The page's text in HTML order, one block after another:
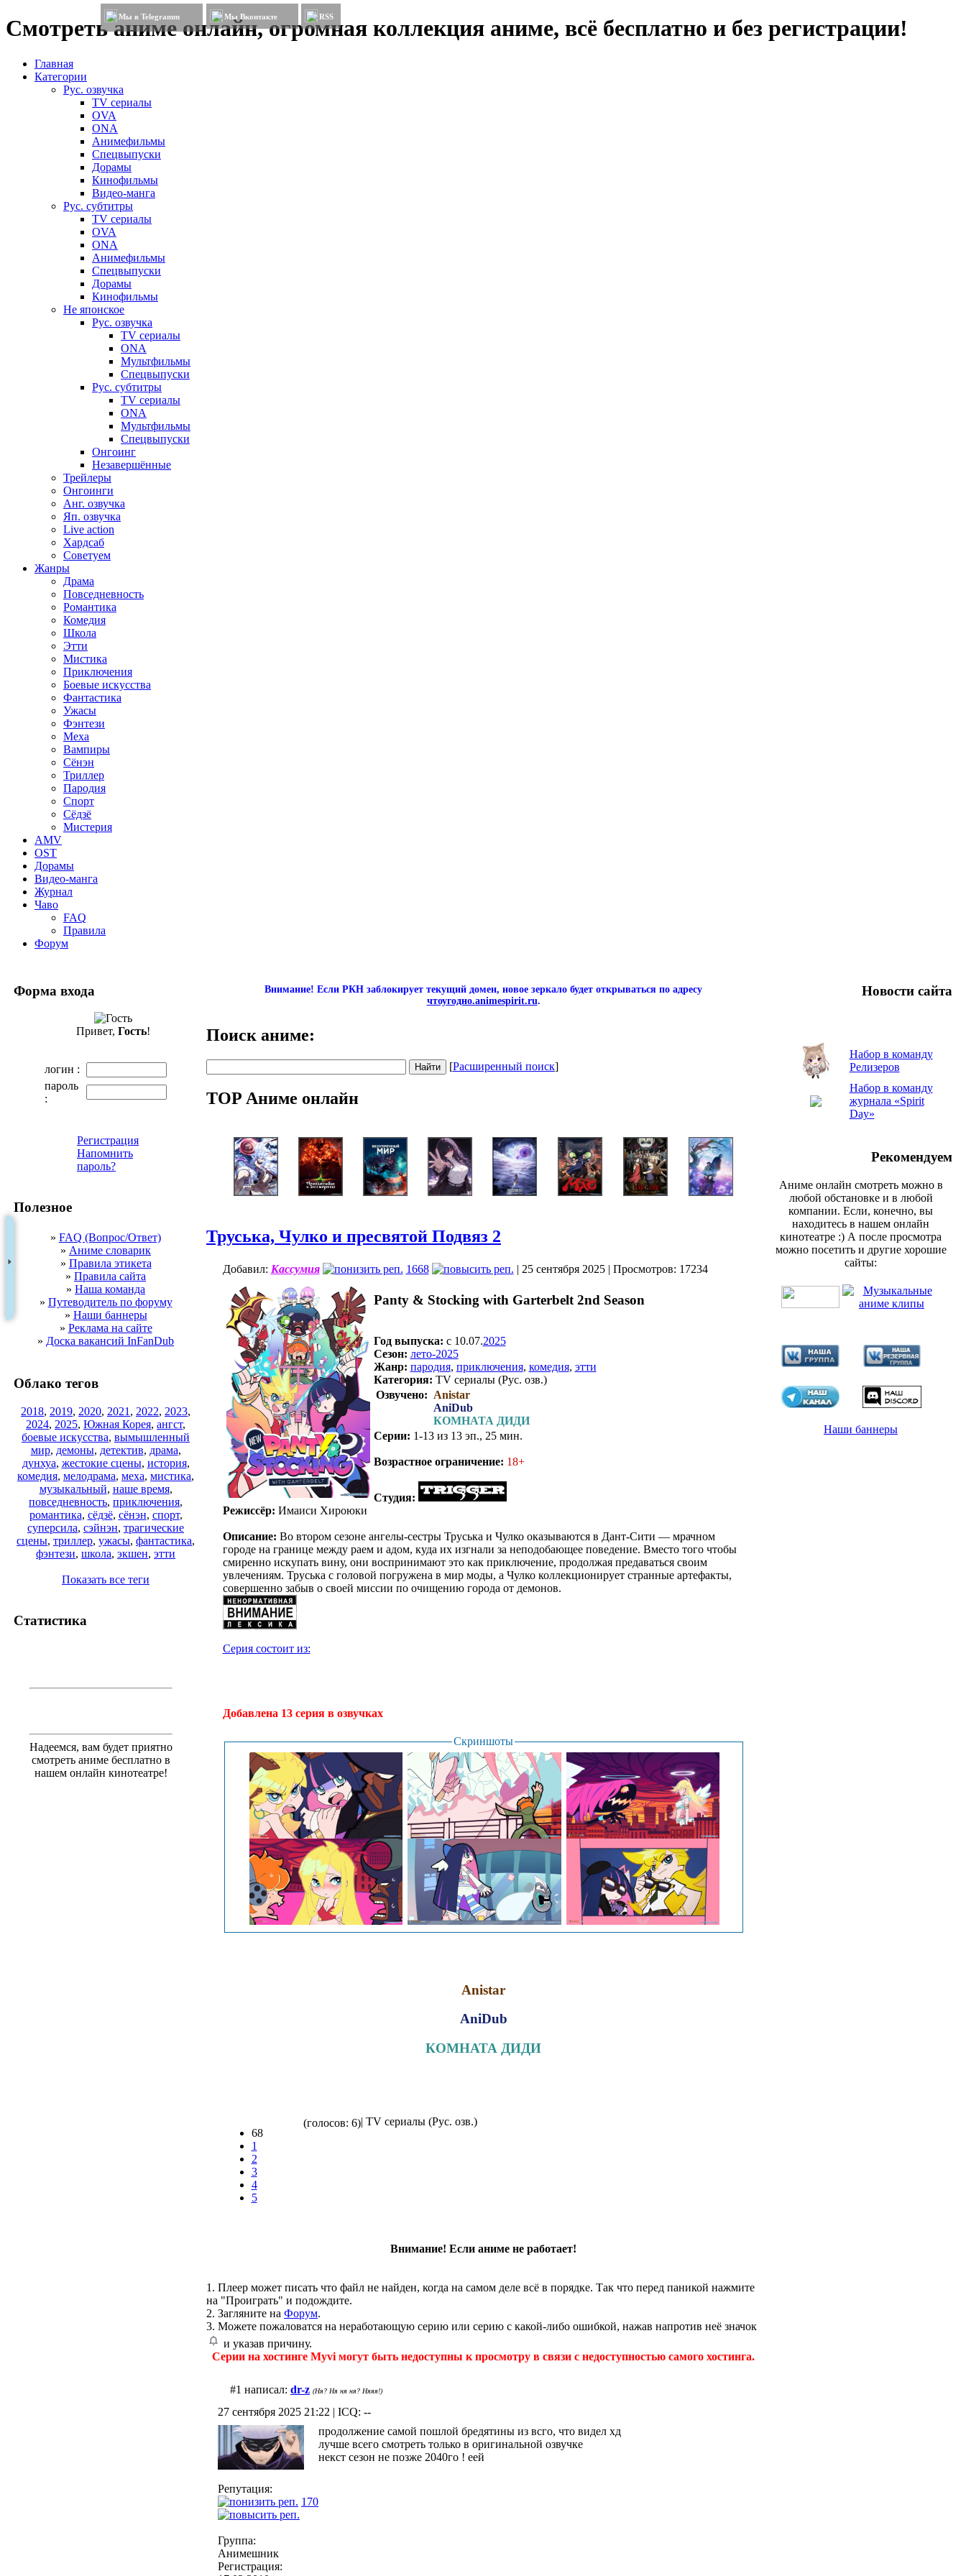
Смотреть аниме онлайн, огромная коллекция аниме, всё бесплатно и без регистрации!
Мы в Telegramm Мы Вконтакте RSS
Главная
Категории
Рус. озвучка
TV сериалы
OVA
ONA
Анимефильмы
Спецвыпуски
Дорамы
Кинофильмы
Видео-манга
Рус. субтитры
TV сериалы
OVA
ONA
Анимефильмы
Спецвыпуски
Дорамы
Кинофильмы
Не японское
Рус. озвучка
TV сериалы
ONA
Мультфильмы
Спецвыпуски
Рус. субтитры
TV сериалы
ONA
Мультфильмы
Спецвыпуски
Онгоинг
Незавершённые
Трейлеры
Онгоинги
Анг. озвучка
Яп. озвучка
Live action
Хардсаб
Советуем
Жанры
Драма
Повседневность
Романтика
Комедия
Школа
Этти
Мистика
Приключения
Боевые искусства
Фантастика
Ужасы
Фэнтези
Меха
Вампиры
Сёнэн
Триллер
Пародия
Спорт
Сёдзё
Мистерия
AMV
OST
Дорамы
Видео-манга
Журнал
Чаво
FAQ
Правила
Форум
Форма входа
Привет, Гость!
логин :
пароль
:
Регистрация
Напомнить
пароль?
Полезное
» FAQ (Вопрос/Ответ)
» Аниме словарик
» Правила этикета
» Правила сайта
» Наша команда
» Путеводитель по форуму
» Наши баннеры
» Реклама на сайте
» Доска вакансий InFanDub
Облако тегов
2018, 2019, 2020, 2021 , 2022, 2023,
2024, 2025, Южная Корея, ангст,
боевые искусства, вымышленный
мир, демоны, детектив, драма,
дунхуа, жестокие сцены, история,
комедия, мелодрама, меха, мистика,
музыкальный, наше время,
повседневность, приключения,
романтика, сёдзё, сёнэн, спорт,
суперсила, сэйнэн, трагические
сцены, триллер, ужасы, фантастика,
фэнтези, школа, экшен, этти
Показать все теги
Статистика
Надеемся, вам будет приятно
смотреть аниме бесплатно в
нашем онлайн кинотеатре!
Внимание! Если РКН заблокирует текущий домен, новое зеркало будет открываться по адресу
чтоугодно.animespirit.ru.
Поиск аниме:
[Расширенный поиск]
TOP Аниме онлайн
Труська, Чулко и пресвятой Подвяз 2
Добавил: Кассумия 1668 | 25 сентября 2025 | Просмотров: 17234
Panty & Stocking with Garterbelt 2nd Season
Год выпуска: c 10.07.2025
Сезон: лето-2025
Жанр: пародия, приключения, комедия, этти
Категория: TV сериалы (Рус. озв.)
Озвучено: Anistar
AniDub
КОМНАТА ДИДИ
Серии: 1-13 из 13 эп., 25 мин.
Возрастное ограничение: 18+
Студия:
Режиссёр: Имаиси Хироюки
Описание: Во втором сезоне ангелы-сестры Труська и Чулко оказываются в Дант-Сити — мрачном
городе на границе между раем и адом, куда их изгнали за неподобающее поведение. Вместо того чтобы
смиренно искупать вину, они воспринимают это как приключение, продолжая предаваться своим
увлечениям. Труська с головой погружена в мир моды, а Чулко коллекционирует странные артефакты,
совершенно забыв о своей миссии по очищению города от демонов.
Серия состоит из:
Добавлена 13 серия в озвучках
Скриншоты
Anistar
AniDub
КОМНАТА ДИДИ
68
1
2
3
4
5
(голосов: 6)| TV сериалы (Рус. озв.)
Внимание! Если аниме не работает!
1. Плеер может писать что файл не найден, когда на самом деле всё в порядке. Так что перед паникой нажмите
на "Проиграть" и подождите.
2. Загляните на Форум.
3. Можете пожаловатся на неработающую серию или серию с какой-либо ошибкой, нажав напротив неё значок
и указав причину.
Серии на хостинге Myvi могут быть недоступны к просмотру в связи с недоступностью самого хостинга.
#1 написал: dr-z (Ня? Ня ня ня? Няяя!)
27 сентября 2025 21:22 | ICQ: --
Репутация:
170
Группа:
Анимешник
Регистрация:
продолжение самой пошлой бредятины из всго, что видел хд
лучше всего смотреть только в оригинальной озвучке
некст сезон не позже 2040го ! еей
Новости сайта
Набор в команду
Релизеров
Набор в команду
журнала «Spirit
Day»
Рекомендуем
Аниме онлайн смотреть можно в
любой обстановке и в любой
компании. Если, конечно, вы
находитесь в нашем онлайн
кинотеатре :) А после просмотра
можно посетить и другие хорошие
сайты:
Наши баннеры